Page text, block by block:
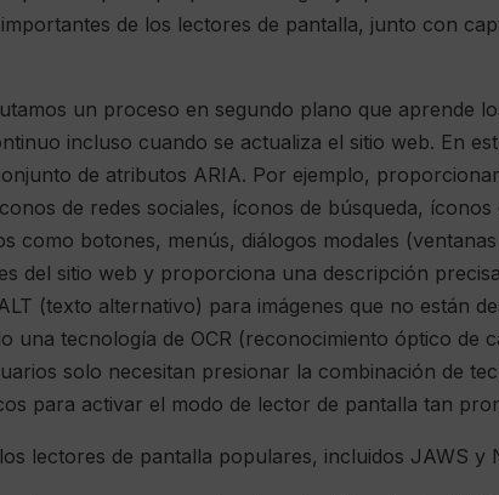
de los lectores de pantalla, junto con
un proceso en segundo plano que aprende
incluso cuando se actualiza el sitio web. En
de atributos ARIA. Por ejemplo,
de redes sociales, íconos de búsqueda,
como botones, menús, diálogos modales
del sitio web y proporciona una descripción
(texto alternativo) para imágenes que no están
una tecnología de OCR (reconocimiento óptico de
solo necesitan presionar la combinación de
para activar el modo de lector de pantalla tan
lectores de pantalla populares, incluidos JAWS y